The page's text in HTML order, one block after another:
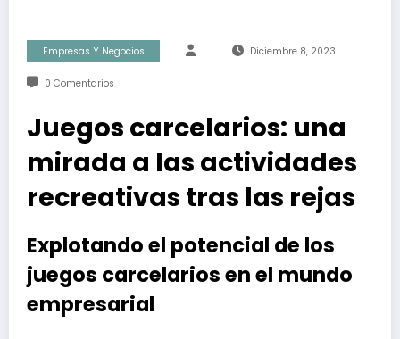
Empresas Y Negocios Diciembre 8, 2023
0 Comentarios
Juegos carcelarios: una
mirada a las actividades
recreativas tras las rejas
Explotando el potencial de los
juegos carcelarios en el mundo
empresarial